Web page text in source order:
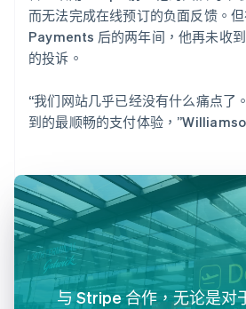
而无法完成在线预订的负面反馈。
Payments 后的两年间，他再未收
的投诉。
“我们网站几乎已经没有什么痛点了
到的最顺畅的支付体验，
与 Stripe 合作，无论是对